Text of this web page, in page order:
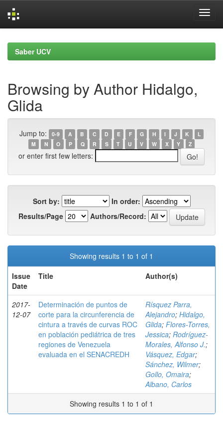
navigationSaber UCV
Browsing by Author Hidalgo,
Glida
Jump to: 0-9 A B C D E F G H I J K
L
M
N O P Q R S T U V W X Y Z
or enter first few letters:
Sort by:
In order:
Results/Page
Authors/Record:
Showing results 1 to 1 of 1
Issue
Date
Title Author(s)
2017-
12-07
Determinación de puntos de
corte para la circunferencia de
cintura a través de curvas ROC
en población pediátrica de tres
regiones de Venezuela
evaluada en el SENACREDH
Rísquez Parra,
Alejandro; Hidalgo,
Glida; Flores-Torres,
Jessica; Rodríguez-
Morales, Alfonso J.;
Vásquez, Edgar;
Sánchez, Wilmer;
Gollo, Omaira;
Albano, Carlos
Showing results 1 to 1 of 1